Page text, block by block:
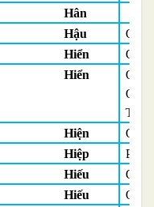
Hân
Hậu
Hiển
Hiển
Tâm
Hiện
Hiệp
Phó
Hiếu
Hiếu